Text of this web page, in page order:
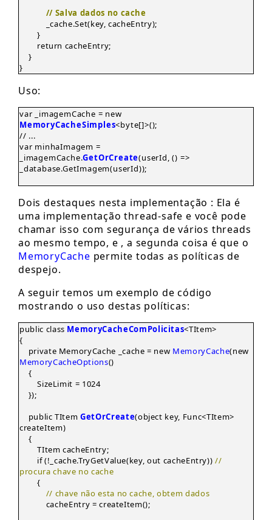
// Salva dados no cache
_cache.Set(key, cacheEntry);
}
return cacheEntry;
}
}
Uso:
var _imagemCache = new
MemoryCacheSimples<byte[]>();
// ...
var minhaImagem =
_imagemCache.GetOrCreate(userId, () =>
_database.GetImagem(userId));
Dois destaques nesta implementação : Ela é
uma implementação thread-safe e você pode
chamar isso com segurança de vários threads
ao mesmo tempo, e , a segunda coisa é que o
MemoryCache permite todas as políticas de
despejo.
A seguir temos um exemplo de código
mostrando o uso destas políticas:
public class MemoryCacheComPolicitas<TItem>
{
private MemoryCache _cache = new MemoryCache(new
MemoryCacheOptions()
{
SizeLimit = 1024
});
public TItemGetOrCreate(object key, Func<TItem>
createItem)
{
TItem cacheEntry;
if (!_cache.TryGetValue(key, out cacheEntry))//
procura chave no cache
{
// chave não esta no cache, obtem dados
cacheEntry = createItem();